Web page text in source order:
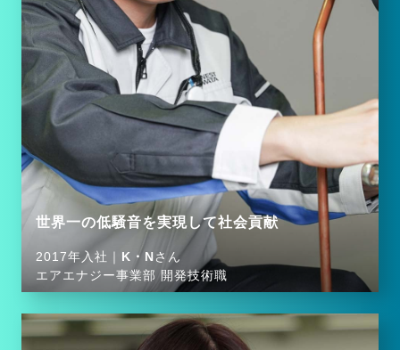
世界一の低騒音を実現して社会貢献
2017年入社｜ K・Nさん
エアエナジー事業部 開発技術職